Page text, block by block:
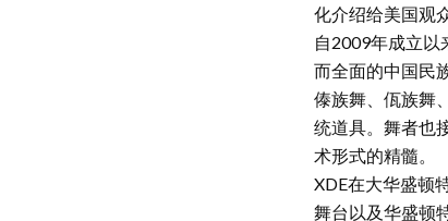
化介绍给美国观众
自2009年成立
而全面的中国民
傣族舞、佤族舞
统道具。舞者也
术形式的精髓。
XDE在大华盛顿
舞台以及华盛顿